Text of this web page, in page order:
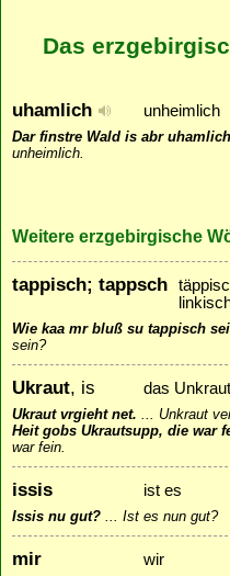
Das
uhamlich unheimlich
Dar finstre Wald is abr
unheimlich.
Weitere erzgebirgische
tappisch; tappsch
Wie kaa mr bluß su tappisch
sein?
Ukraut, is das Unkraut
Ukraut vrgieht net. ... Unkraut
Heit gobs Ukrautsupp, die war
war fein.
issis ist es
Issis nu gut? ... Ist es nun gut?
mir wir